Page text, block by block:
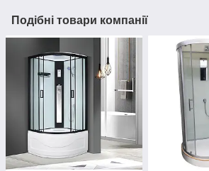
Подібні товари компанії